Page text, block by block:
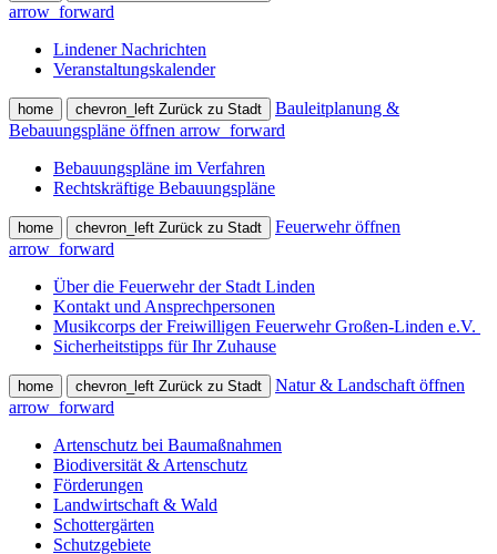
arrow_forward
Lindener Nachrichten
Veranstaltungskalender
home chevron_left Zurück zu Stadt
Bauleitplanung &
Bebauungspläne öffnen arrow_forward
Bebauungspläne im Verfahren
Rechtskräftige Bebauungspläne
home chevron_left Zurück zu Stadt
Feuerwehr öffnen
arrow_forward
Über die Feuerwehr der Stadt Linden
Kontakt und Ansprechpersonen
Musikcorps der Freiwilligen Feuerwehr Großen-Linden e.V.
Sicherheitstipps für Ihr Zuhause
home chevron_left Zurück zu Stadt
Natur & Landschaft öffnen
arrow_forward
Artenschutz bei Baumaßnahmen
Biodiversität & Artenschutz
Förderungen
Landwirtschaft & Wald
Schottergärten
Schutzgebiete